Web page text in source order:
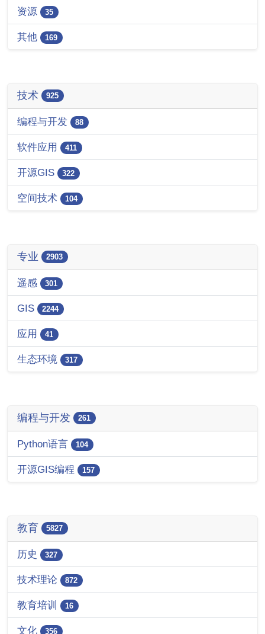
资源 35
其他 169
技术 925
编程与开发 88
软件应用 411
开源GIS 322
空间技术 104
专业 2903
遥感 301
GIS 2244
应用 41
生态环境 317
编程与开发 261
Python语言 104
开源GIS编程 157
教育 5827
历史 327
技术理论 872
教育培训 16
文化 356